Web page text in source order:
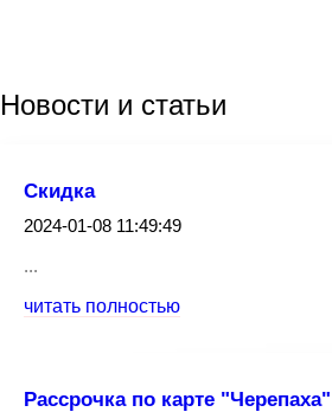
Новости и статьи
Скидка
2024-01-08 11:49:49
...
читать полностью
Рассрочка по карте "Черепаха"